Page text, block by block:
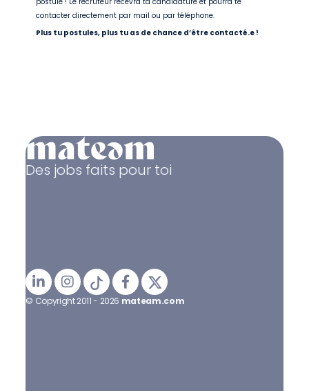
contacter directement par mail ou par téléphone.
Plus tu postules, plus tu as de chance d’être contacté.e !
Des jobs faits pour toi
© Copyright 2011 - 2026 mateam.com